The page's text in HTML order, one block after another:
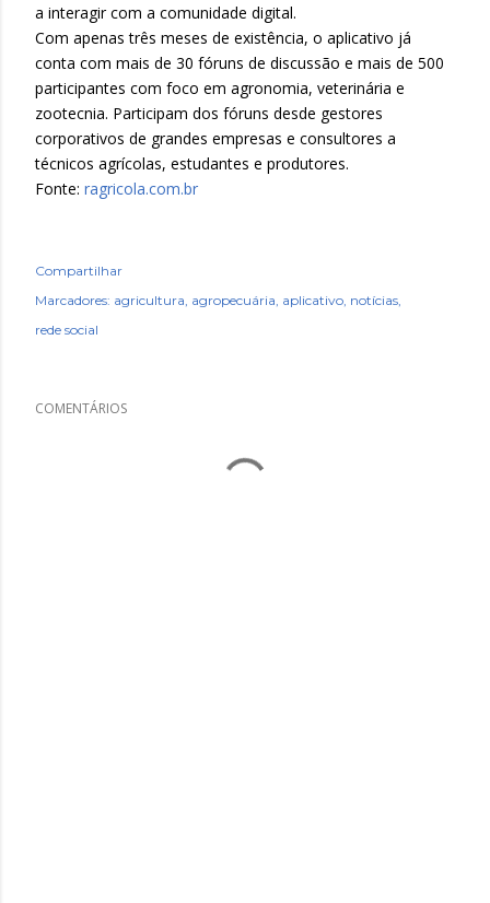
a interagir com a comunidade digital.
Com apenas três meses de existência, o aplicativo já
conta com mais de 30 fóruns de discussão e mais de 500
participantes com foco em agronomia, veterinária e
zootecnia. Participam dos fóruns desde gestores
corporativos de grandes empresas e consultores a
técnicos agrícolas, estudantes e produtores.
Fonte: ragricola.com.br
Compartilhar
Marcadores: agricultura agropecuária aplicativo notícias
rede social
COMENTÁRIOS